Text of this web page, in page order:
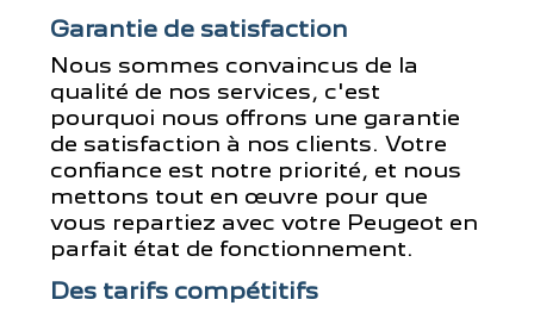
Garantie de satisfaction
Nous sommes convaincus de la
qualité de nos services, c'est
pourquoi nous offrons une garantie
de satisfaction à nos clients. Votre
confiance est notre priorité, et nous
mettons tout en œuvre pour que
vous repartiez avec votre Peugeot en
parfait état de fonctionnement.
Des tarifs compétitifs